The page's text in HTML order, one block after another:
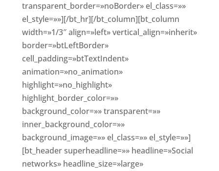
transparent_border=»noBorder» el_class=»»
el_style=»»][/bt_hr][/bt_column][bt_column
width=»1/3″ align=»left» vertical_align=»inherit»
border=»btLeftBorder»
cell_padding=»btTextIndent»
animation=»no_animation»
highlight=»no_highlight»
highlight_border_color=»»
background_color=»» transparent=»»
inner_background_color=»»
background_image=»» el_class=»» el_style=»»]
[bt_header superheadline=»» headline=»Social
networks» headline_size=»large»